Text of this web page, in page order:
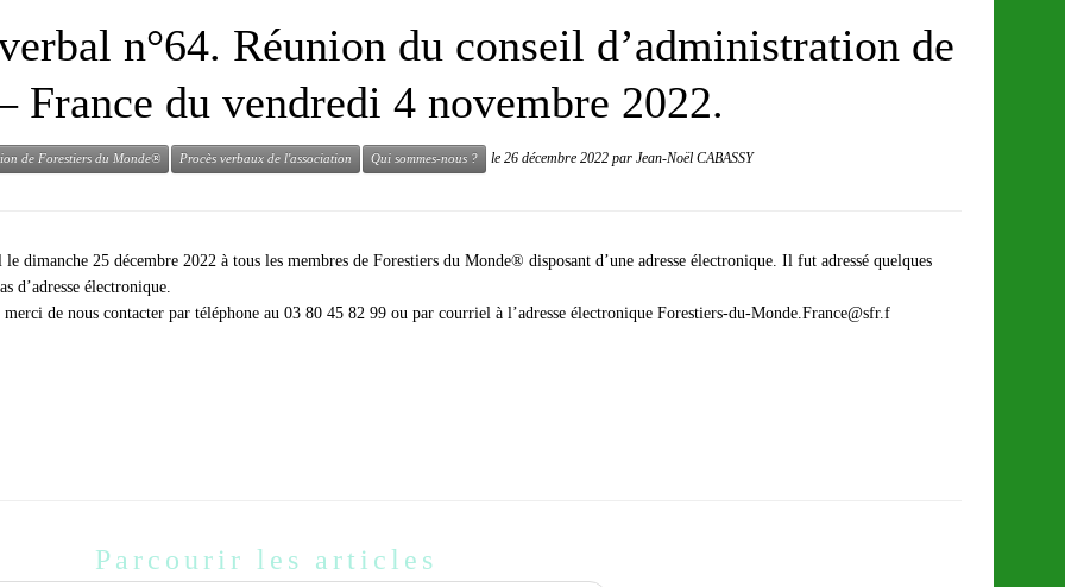
n°64. Réunion du conseil d’administration de
du vendredi 4 novembre 2022.
de Forestiers du Monde® Procès verbaux de l'association Qui sommes-nous ? le 26 décembre 2022 par Jean-Noël CABASSY
dimanche 25 décembre 2022 à tous les membres de Forestiers du Monde® disposant d’une adresse électronique. Il fut adressé quelques
d’adresse électronique.
de nous contacter par téléphone au 03 80 45 82 99 ou par courriel à l’adresse électronique Forestiers-du-Monde.France@sfr.f
Parcourir les articles